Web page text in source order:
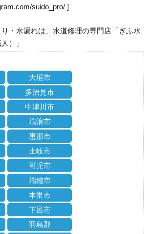
suido_pro/ ]
・水漏れは、水道修理の専門店「ぎふ水
）」
大垣市
多治見市
中津川市
瑞浪市
恵那市
土岐市
可児市
瑞穂市
本巣市
下呂市
羽島郡